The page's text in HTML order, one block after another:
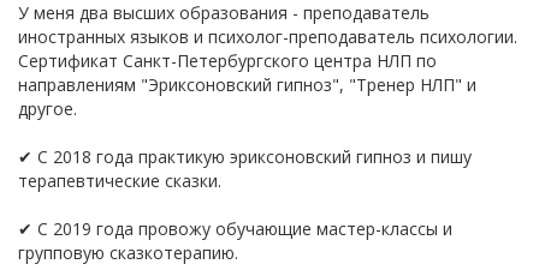
У меня два высших образования - преподаватель
иностранных языков и психолог-преподаватель психологии.
Сертификат Санкт-Петербургского центра НЛП по
направлениям "Эриксоновский гипноз", "Тренер НЛП" и
другое.
✔ С 2018 года практикую эриксоновский гипноз и пишу
терапевтические сказки.
✔ С 2019 года провожу обучающие мастер-классы и
групповую сказкотерапию.